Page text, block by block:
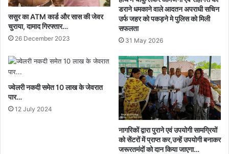
ससुर का ATM कार्ड और सास की जेवर
चुराया, दामाद गिरफ्तार…
26 December 2023
डराने धमकाने वाले आदतन अपराधी सचिन
उर्फ जहर को पकड़ने मे पुलिस को मिली
सफलता
31 May 2026
ज्वेलरी नकदी समेत 10 लाख के जेवरात
पार…
12 July 2024
नागरिकों द्वारा पुराने एवं उपयोगी सामग्रियों
को सेंटरों में प्राप्त कर,उन्हें उपयोगी बनाकर
जरूरतमंदों को दान किया जाएगा…